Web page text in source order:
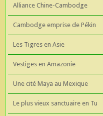
Alliance Chine-Cambodge
Cambodge emprise de Pékin
Les Tigres en Asie
Vestiges en Amazonie
Une cité Maya au Mexique
Le plus vieux sanctuaire en Tu